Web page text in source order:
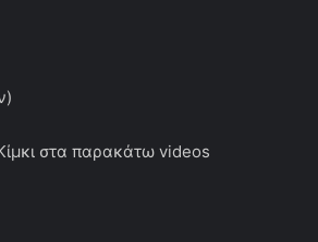
στα παρακάτω videos